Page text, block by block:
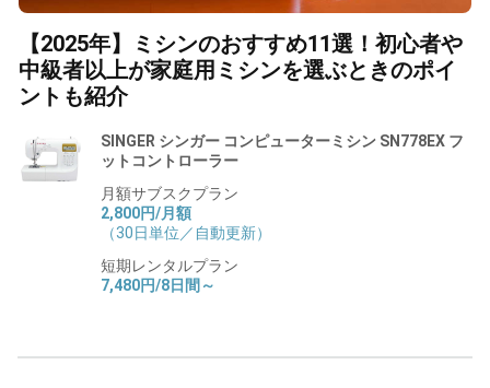
【2025年】ミシンのおすすめ11選！初心者や
中級者以上が家庭用ミシンを選ぶときのポイ
ントも紹介
SINGER シンガー コンピューターミシン SN778EX フ
ットコントローラー
月額サブスクプラン
2,800円/月額
（30日単位／自動更新）
短期レンタルプラン
7,480円/8日間～